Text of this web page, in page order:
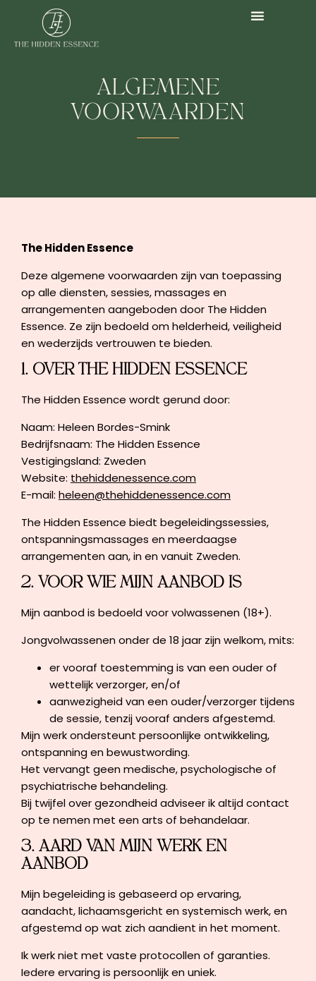
ALGEMENE
VOORWAARDEN
The Hidden Essence
Deze algemene voorwaarden zijn van toepassing
op alle diensten, sessies, massages en
arrangementen aangeboden door The Hidden
Essence. Ze zijn bedoeld om helderheid, veiligheid
en wederzijds vertrouwen te bieden.
1. OVER THE HIDDEN ESSENCE
The Hidden Essence wordt gerund door:
Naam: Heleen Bordes-Smink
Bedrijfsnaam: The Hidden Essence
Vestigingsland: Zweden
Website: thehiddenessence.com
E-mail: heleen@thehiddenessence.com
The Hidden Essence biedt begeleidingssessies,
ontspanningsmassages en meerdaagse
arrangementen aan, in en vanuit Zweden.
2. VOOR WIE MIJN AANBOD IS
Mijn aanbod is bedoeld voor volwassenen (18+).
Jongvolwassenen onder de 18 jaar zijn welkom, mits:
er vooraf toestemming is van een ouder of
wettelijk verzorger, en/of
aanwezigheid van een ouder/verzorger tijdens
de sessie, tenzij vooraf anders afgestemd.
Mijn werk ondersteunt persoonlijke ontwikkeling,
ontspanning en bewustwording.
Het vervangt geen medische, psychologische of
psychiatrische behandeling.
Bij twijfel over gezondheid adviseer ik altijd contact
op te nemen met een arts of behandelaar.
3. AARD VAN MIJN WERK EN
AANBOD
Mijn begeleiding is gebaseerd op ervaring,
aandacht, lichaamsgericht en systemisch werk, en
afgestemd op wat zich aandient in het moment.
Ik werk niet met vaste protocollen of garanties.
Iedere ervaring is persoonlijk en uniek.